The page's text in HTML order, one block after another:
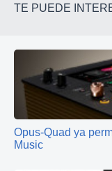
TE PUEDE
Opus-Quad ya
Music